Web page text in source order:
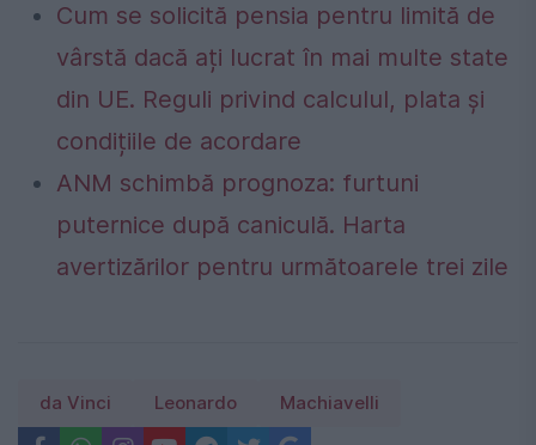
Cum se solicită pensia pentru limită de
vârstă dacă ați lucrat în mai multe state
din UE. Reguli privind calculul, plata și
condițiile de acordare
ANM schimbă prognoza: furtuni
puternice după caniculă. Harta
avertizărilor pentru următoarele trei zile
da Vinci Leonardo Machiavelli